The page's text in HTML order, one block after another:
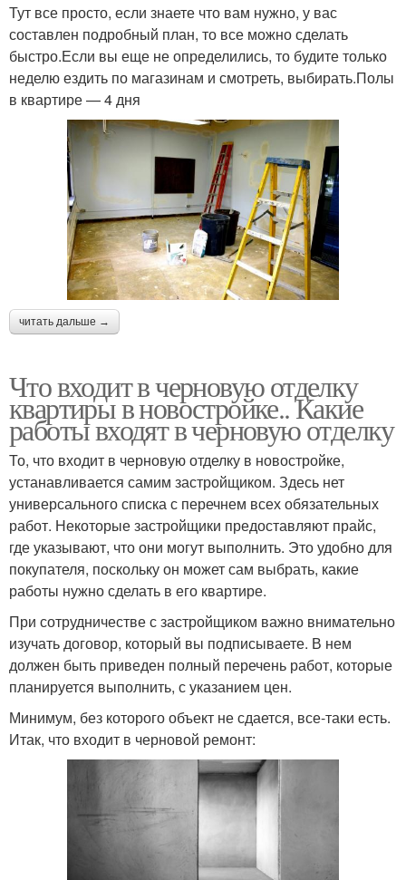
Тут все просто, если знаете что вам нужно, у вас
составлен подробный план, то все можно сделать
быстро.Если вы еще не определились, то будите только
неделю ездить по магазинам и смотреть, выбирать.Полы
в квартире — 4 дня
читать дальше →
Что входит в черновую отделку
квартиры в новостройке.. Какие
работы входят в черновую отделку
То, что входит в черновую отделку в новостройке,
устанавливается самим застройщиком. Здесь нет
универсального списка с перечнем всех обязательных
работ. Некоторые застройщики предоставляют прайс,
где указывают, что они могут выполнить. Это удобно для
покупателя, поскольку он может сам выбрать, какие
работы нужно сделать в его квартире.
При сотрудничестве с застройщиком важно внимательно
изучать договор, который вы подписываете. В нем
должен быть приведен полный перечень работ, которые
планируется выполнить, с указанием цен.
Минимум, без которого объект не сдается, все-таки есть.
Итак, что входит в черновой ремонт: